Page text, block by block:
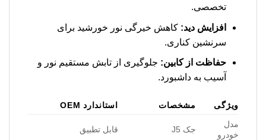
تخصصی.
افزایش دید: کاهش خیرگی نور خورشید برای
سرنشین کناری.
حفاظت از کابین: جلوگیری از تابش مستقیم نور و
آسیب به داشبورد.
ویژگی مشخصات
استاندارد OEM
مدل
خودرو
جک J5 قابل تطبیق